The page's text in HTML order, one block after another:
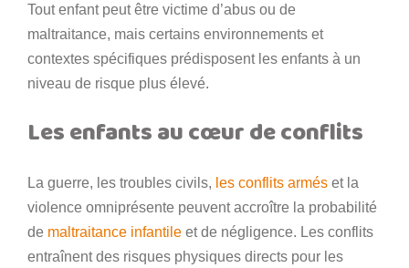
Tout enfant peut être victime d’abus ou de
maltraitance, mais certains environnements et
contextes spécifiques prédisposent les enfants à un
niveau de risque plus élevé.
Les enfants au cœur de conflits
La guerre, les troubles civils, les conflits armés et la
violence omniprésente peuvent accroître la probabilité
de maltraitance infantile et de négligence. Les conflits
entraînent des risques physiques directs pour les